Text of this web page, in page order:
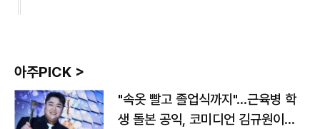
아주PICK >
"속옷 빨고 졸업식까지"…근육병 학
생 돌본 공익, 코미디언 김규원이었